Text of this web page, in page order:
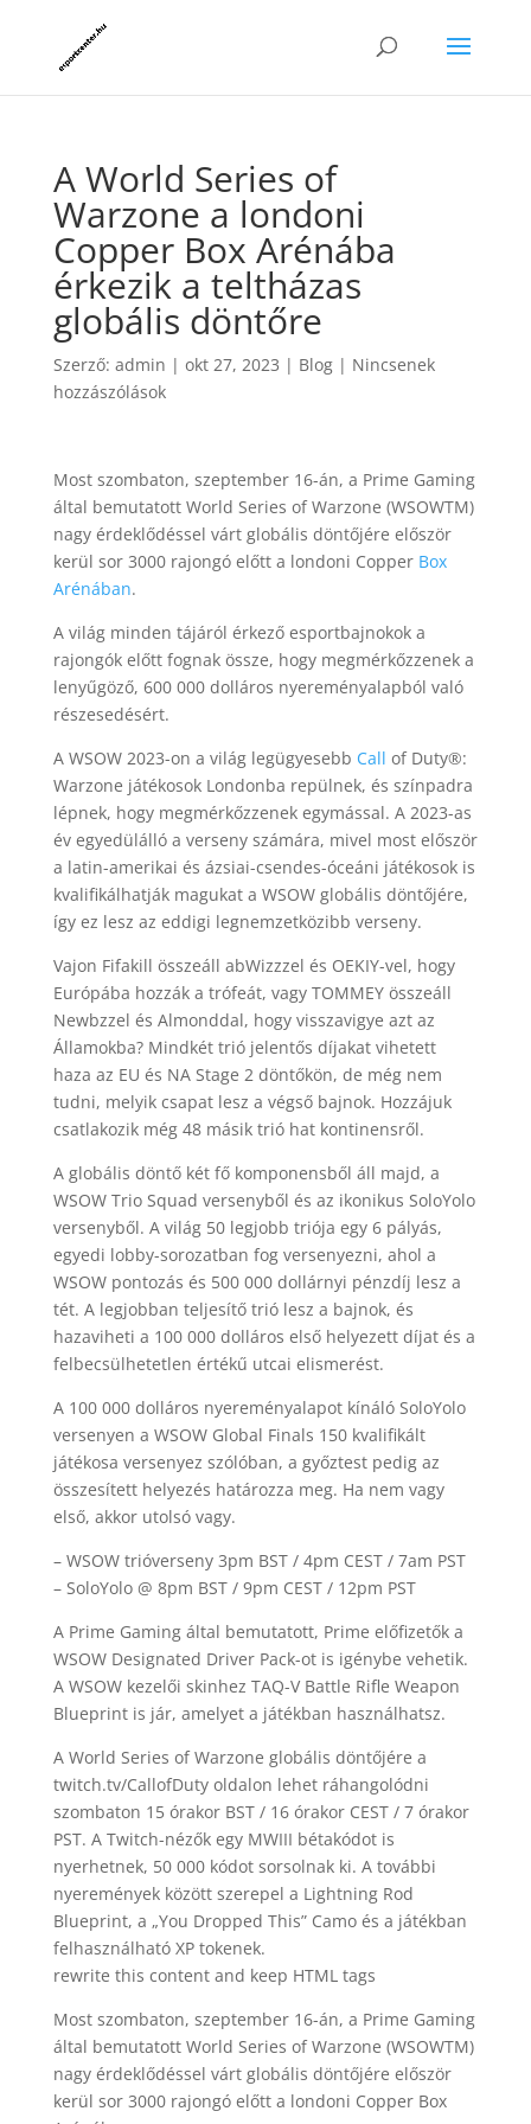
A World Series of
Warzone a londoni
Copper Box Arénába
érkezik a teltházas
globális döntőre
Szerző: admin | okt 27, 2023 | Blog| Nincsenek
hozzászólások
Most szombaton, szeptember 16-án, a Prime Gaming
által bemutatott World Series of Warzone (WSOWTM)
nagy érdeklődéssel várt globális döntőjére először
kerül sor 3000 rajongó előtt a londoni Copper Box
Arénában.
A világ minden tájáról érkező esportbajnokok a
rajongók előtt fognak össze, hogy megmérkőzzenek a
lenyűgöző, 600 000 dolláros nyereményalapból való
részesedésért.
A WSOW 2023-on a világ legügyesebb Call of Duty®:
Warzone játékosok Londonba repülnek, és színpadra
lépnek, hogy megmérkőzzenek egymással. A 2023-as
év egyedülálló a verseny számára, mivel most először
a latin-amerikai és ázsiai-csendes-óceáni játékosok is
kvalifikálhatják magukat a WSOW globális döntőjére,
így ez lesz az eddigi legnemzetközibb verseny.
Vajon Fifakill összeáll abWizzzel és OEKIY-vel, hogy
Európába hozzák a trófeát, vagy TOMMEY összeáll
Newbzzel és Almonddal, hogy visszavigye azt az
Államokba? Mindkét trió jelentős díjakat vihetett
haza az EU és NA Stage 2 döntőkön, de még nem
tudni, melyik csapat lesz a végső bajnok. Hozzájuk
csatlakozik még 48 másik trió hat kontinensről.
A globális döntő két fő komponensből áll majd, a
WSOW Trio Squad versenyből és az ikonikus SoloYolo
versenyből. A világ 50 legjobb triója egy 6 pályás,
egyedi lobby-sorozatban fog versenyezni, ahol a
WSOW pontozás és 500 000 dollárnyi pénzdíj lesz a
tét. A legjobban teljesítő trió lesz a bajnok, és
hazaviheti a 100 000 dolláros első helyezett díjat és a
felbecsülhetetlen értékű utcai elismerést.
A 100 000 dolláros nyereményalapot kínáló SoloYolo
versenyen a WSOW Global Finals 150 kvalifikált
játékosa versenyez szólóban, a győztest pedig az
összesített helyezés határozza meg. Ha nem vagy
első, akkor utolsó vagy.
– WSOW trióverseny 3pm BST / 4pm CEST / 7am PST
– SoloYolo @ 8pm BST / 9pm CEST / 12pm PST
A Prime Gaming által bemutatott, Prime előfizetők a
WSOW Designated Driver Pack-ot is igénybe vehetik.
A WSOW kezelői skinhez TAQ-V Battle Rifle Weapon
Blueprint is jár, amelyet a játékban használhatsz.
A World Series of Warzone globális döntőjére a
twitch.tv/CallofDuty oldalon lehet ráhangolódni
szombaton 15 órakor BST / 16 órakor CEST / 7 órakor
PST. A Twitch-nézők egy MWIII bétakódot is
nyerhetnek, 50 000 kódot sorsolnak ki. A további
nyeremények között szerepel a Lightning Rod
Blueprint, a „You Dropped This” Camo és a játékban
felhasználható XP tokenek.
rewrite this content and keep HTML tags
Most szombaton, szeptember 16-án, a Prime Gaming
által bemutatott World Series of Warzone (WSOWTM)
nagy érdeklődéssel várt globális döntőjére először
kerül sor 3000 rajongó előtt a londoni Copper Box